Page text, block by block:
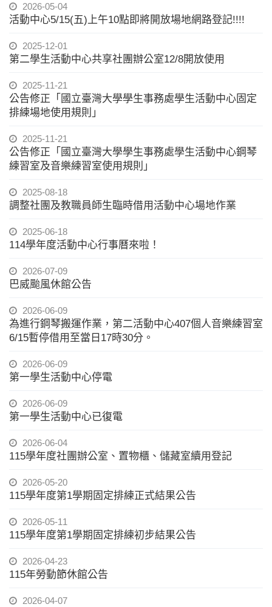
2026-05-04
活動中心5/15(五)上午10點即將開放場地網路登記!!!!
2025-12-01
第二學生活動中心共享社團辦公室12/8開放使用
2025-11-21
公告修正「國立臺灣大學學生事務處學生活動中心固定
排練場地使用規則」
2025-11-21
公告修正「國立臺灣大學學生事務處學生活動中心鋼琴
練習室及音樂練習室使用規則」
2025-08-18
調整社團及教職員師生臨時借用活動中心場地作業
2025-06-18
114學年度活動中心行事曆來啦！
2026-07-09
巴威颱風休館公告
2026-06-09
為進行鋼琴搬運作業，第二活動中心407個人音樂練習室
6/15暫停借用至當日17時30分。
2026-06-09
第一學生活動中心停電
2026-06-09
第一學生活動中心已復電
2026-06-04
115學年度社團辦公室、置物櫃、儲藏室續用登記
2026-05-20
115學年度第1學期固定排練正式結果公告
2026-05-11
115學年度第1學期固定排練初步結果公告
2026-04-23
115年勞動節休館公告
2026-04-07